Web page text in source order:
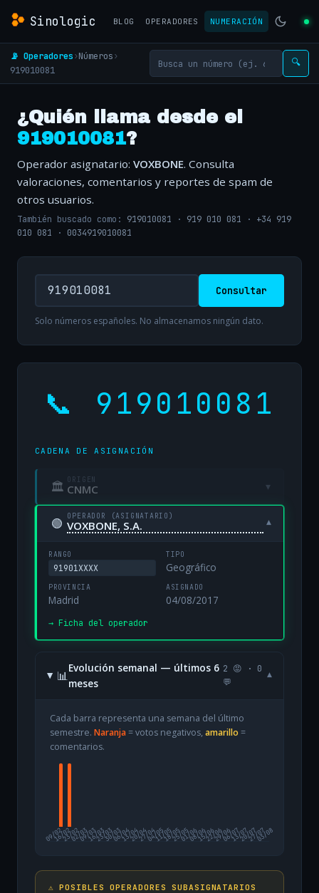
Sinologic BLOG OPERADORES NUMERACIÓN
📡 Operadores›Números›
919010081
🔍
¿Quién llama desde el
919010081?
Operador asignatario: VOXBONE. Consulta
valoraciones, comentarios y reportes de spam de
otros usuarios.
También buscado como: 919010081 · 919 010 081 · +34 919
010 081 · 0034919010081
Consultar
Solo números españoles. No almacenamos ningún dato.
📞 919010081
CADENA DE ASIGNACIÓN
🏛 ORIGEN
CNMC ▾
🟢 OPERADOR (ASIGNATARIO)
VOXBONE, S.A. ▾
RANGO
91901XXXX
TIPO
Geográfico
PROVINCIA
Madrid
ASIGNADO
04/08/2017
→ Ficha del operador
📊
Evolución semanal — últimos 6
meses
2 😡 · 0
💬
▾
Cada barra representa una semana del último
semestre. Naranja= votos negativos, amarillo =
comentarios.
09/02
16/0223/0202/0309/0316/0323/0330/0306/0413/0420/0427/0404/0511/0518/0525/0501/0608/0615/0622/0629/0606/0713/0720/0727/07
03/08
⚠️ POSIBLES OPERADORES SUBASIGNATARIOS